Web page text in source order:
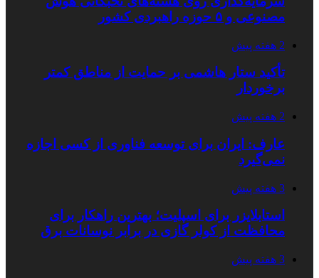
مصنوعی و ۵ حوزه راهبردی کشور
2 هفته پیش
تأکید ستار هاشمی بر حمایت از مناطق کمتر
برخوردار
2 هفته پیش
عارف: ایران برای توسعه فناوری از کسی اجازه
نمی‌گیرد
3 هفته پیش
استابلایزر برای اسپلیت؛ بهترین راهکار برای
محافظت از کولر گازی در برابر نوسانات برق
3 هفته پیش